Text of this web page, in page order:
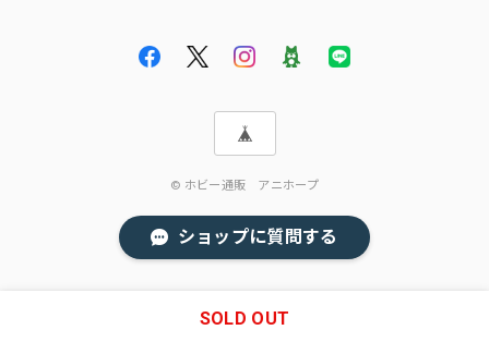
© ホビー通販 アニホープ
SOLD OUT
ショップに質問する